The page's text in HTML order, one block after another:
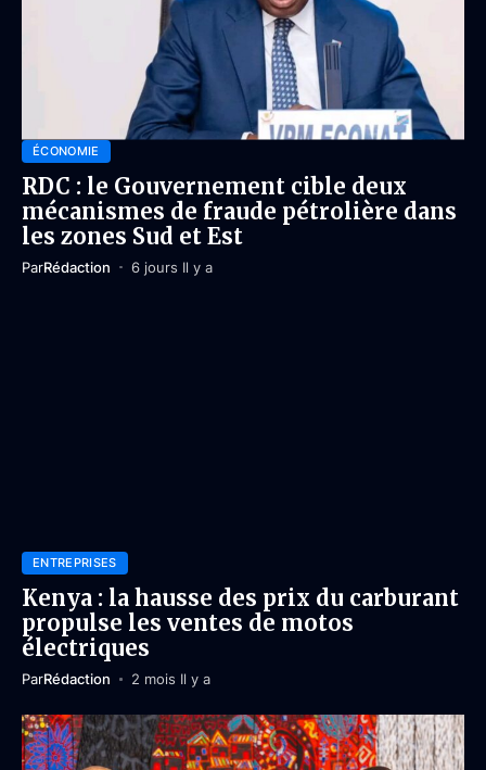
ÉCONOMIE
RDC : le Gouvernement cible deux
mécanismes de fraude pétrolière dans
les zones Sud et Est
ParRédaction 6 jours Il y a
ENTREPRISES
Kenya : la hausse des prix du carburant
propulse les ventes de motos
électriques
ParRédaction 2 mois Il y a